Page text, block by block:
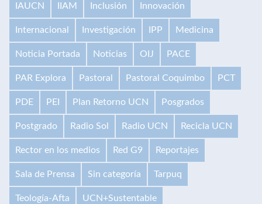
IAUCN IIAM Inclusión Innovación
Internacional Investigación IPP Medicina
Noticia Portada Noticias OIJ PACE
PAR Explora Pastoral Pastoral Coquimbo PCT
PDE PEI Plan Retorno UCN Posgrados
Postgrado Radio Sol Radio UCN Recicla UCN
Rector en los medios Red G9 Reportajes
Sala de Prensa Sin categoría Tarpuq
Teología-Afta UCN+Sustentable